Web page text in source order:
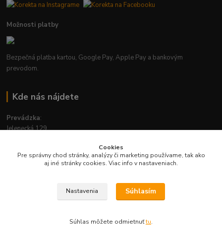
Možnosti platby
Bezpečná platba kartou, Google Pay, Apple Pay a bankovým
prevodom.
Kde nás nájdete
Prevádzka:
Jelenecká 129
Zobraziť na mape
Nitrianske Hrnčiarovce, ZŠ
Cookies
Pre správny chod stránky, analýzy či marketing používame, tak ako
aj iné stránky cookies. Viac info v nastaveniach.
Nastavenia Súhlasím
Súhlas môžete odmietnuťtu.